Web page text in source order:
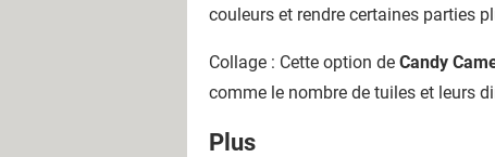
couleurs et rendre certaines parties
Collage : Cette option de Candy
comme le nombre de tuiles et leurs
Plus